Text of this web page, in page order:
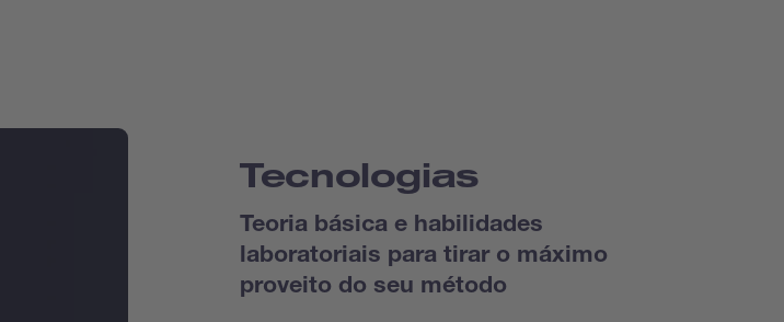
Tecnologias
Teoria básica e habilidades
laboratoriais para tirar o máximo
proveito do seu método